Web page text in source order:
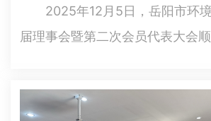
2025年12月5日，岳阳市环境
届理事会暨第二次会员代表大会
术前沿分享，为岳阳生态环保事
力。 会上，学会汇报了2024-